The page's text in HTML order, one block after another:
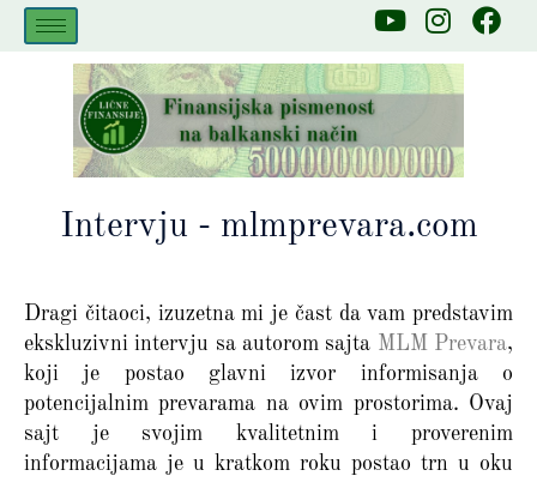
Skip
Y
u
b
I
s
g
a
F
Intervju - mlmprevara.com
Dragi čitaoci, izuzetna mi je čast da vam predstavim
ekskluzivni intervju sa autorom sajta MLM Prevara,
koji je postao glavni izvor informisanja o
potencijalnim prevarama na ovim prostorima. Ovaj
sajt je svojim kvalitetnim i proverenim
informacijama je u kratkom roku postao trn u oku